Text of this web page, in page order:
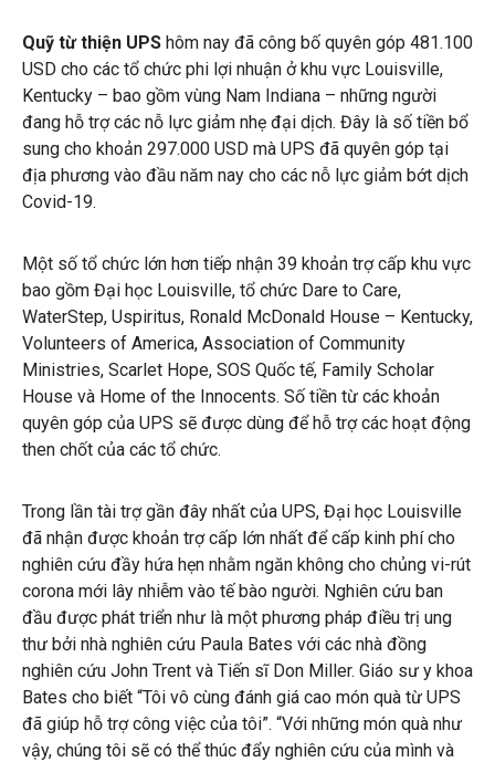
Quỹ từ thiện UPS hôm nay đã công bố quyên góp 481.100
USD cho các tổ chức phi lợi nhuận ở khu vực Louisville,
Kentucky – bao gồm vùng Nam Indiana – những người
đang hỗ trợ các nỗ lực giảm nhẹ đại dịch. Đây là số tiền bổ
sung cho khoản 297.000 USD mà UPS đã quyên góp tại
địa phương vào đầu năm nay cho các nỗ lực giảm bớt dịch
Covid-19.
Một số tổ chức lớn hơn tiếp nhận 39 khoản trợ cấp khu vực
bao gồm Đại học Louisville, tổ chức Dare to Care,
WaterStep, Uspiritus, Ronald McDonald House – Kentucky,
Volunteers of America, Association of Community
Ministries, Scarlet Hope, SOS Quốc tế, Family Scholar
House và Home of the Innocents. Số tiền từ các khoản
quyên góp của UPS sẽ được dùng để hỗ trợ các hoạt động
then chốt của các tổ chức.
Trong lần tài trợ gần đây nhất của UPS, Đại học Louisville
đã nhận được khoản trợ cấp lớn nhất để cấp kinh phí cho
nghiên cứu đầy hứa hẹn nhằm ngăn không cho chủng vi-rút
corona mới lây nhiễm vào tế bào người. Nghiên cứu ban
đầu được phát triển như là một phương pháp điều trị ung
thư bởi nhà nghiên cứu Paula Bates với các nhà đồng
nghiên cứu John Trent và Tiến sĩ Don Miller. Giáo sư y khoa
Bates cho biết “Tôi vô cùng đánh giá cao món quà từ UPS
đã giúp hỗ trợ công việc của tôi”. “Với những món quà như
vậy, chúng tôi sẽ có thể thúc đẩy nghiên cứu của mình và